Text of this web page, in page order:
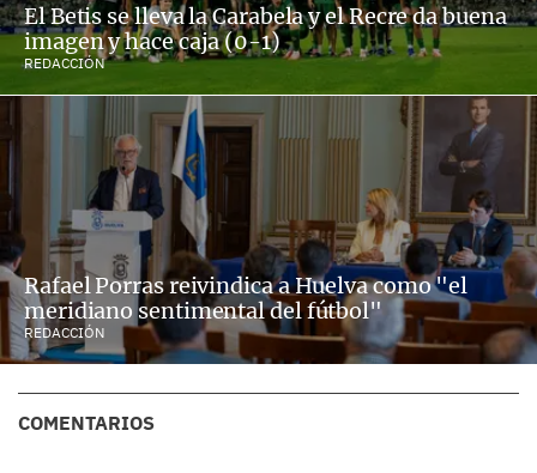
El Betis se lleva la Carabela y el Recre da buena
imagen y hace caja (0-1)
REDACCIÓN
Rafael Porras reivindica a Huelva como "el
meridiano sentimental del fútbol"
REDACCIÓN
COMENTARIOS